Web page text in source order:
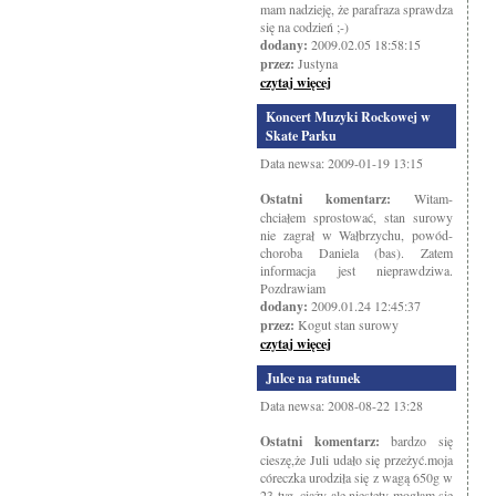
mam nadzieję, że parafraza sprawdza
się na codzień ;-)
dodany: 2009.02.05 18:58:15
przez: Justyna
czytaj więcej
Koncert Muzyki Rockowej w
Skate Parku
Data newsa: 2009-01-19 13:15
Ostatni komentarz: Witam-
chciałem sprostować, stan surowy
nie zagrał w Wałbrzychu, powód-
choroba Daniela (bas). Zatem
informacja jest nieprawdziwa.
Pozdrawiam
dodany: 2009.01.24 12:45:37
przez: Kogut stan surowy
czytaj więcej
Julce na ratunek
Data newsa: 2008-08-22 13:28
Ostatni komentarz: bardzo się
cieszę,że Juli udało się przeżyć.moja
córeczka urodziła się z wagą 650g w